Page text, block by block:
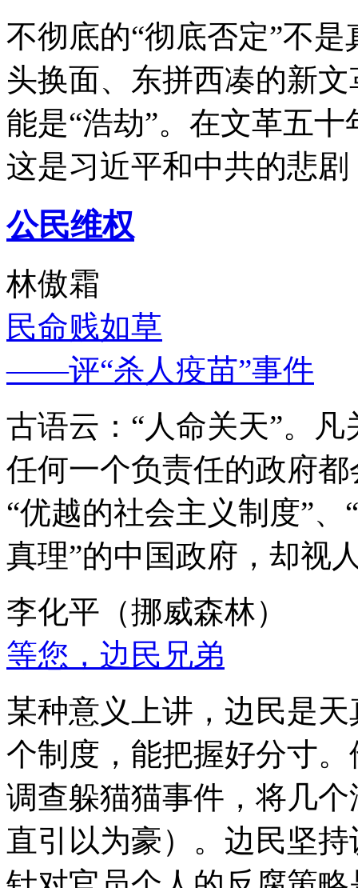
不彻底的“彻底否定”不
头换面、东拼西凑的新
能是“浩劫”。在文革五
这是习近平和中共的悲
公民维权
林傲霜
民命贱如草
——评“杀人疫苗”事件
古语云：“人命关天”。
任何一个负责任的政府
“优越的社会主义制度”
真理”的中国政府，却视
李化平（挪威森林）
等您，边民兄弟
某种意义上讲，边民是
个制度，能把握好分寸
调查躲猫猫事件，将几
直引以为豪）。边民坚